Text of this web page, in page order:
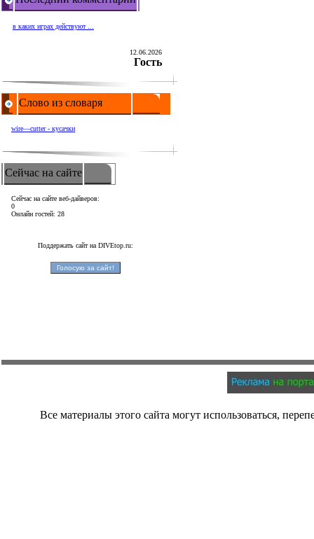
в каких играх действуют ...
12.06.2026
Гость
Слово из словаря
wire—cutter - кусачки
Сейчас на сайте
Сейчас на сайте веб-дайверов:
0
Онлайн гостей: 28
Поддержать сайт на DIVEtop.ru:
Все материалы этого сайта могут использоваться,